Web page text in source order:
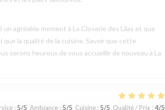
agréable moment à La Closerie des Lilas et que
la qualité de la cuisine. Savoir que cette
serons heureux de vous accueillir de nouveau à La
: 5/5 Ambiance: 5/5 Cuisine: 5/5 Qualité / Prix : 4/5